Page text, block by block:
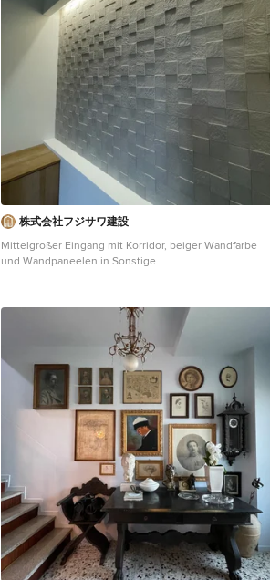
株式会社フジサワ建設
Mittelgroßer Eingang mit Korridor, beiger Wandfarbe
und Wandpaneelen in Sonstige